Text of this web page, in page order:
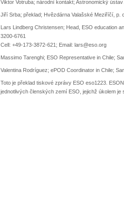
Viktor Votruba; národní kontakt; Astronomický
Jiří Srba; překlad; Hvězdárna Valašské Meziříčí, p.
Lars Lindberg Christensen; Head, ESO education
3200-6761
Cell: +49-173-3872-621; Email: lars@eso.org
Massimo Tarenghi; ESO Representative in Chile;
Valentina Rodríguez; ePOD Coordinator in Chile;
Toto je překlad tiskové zprávy ESO eso1223.
jednotlivých členských zemí ESO, jejichž úkolem je